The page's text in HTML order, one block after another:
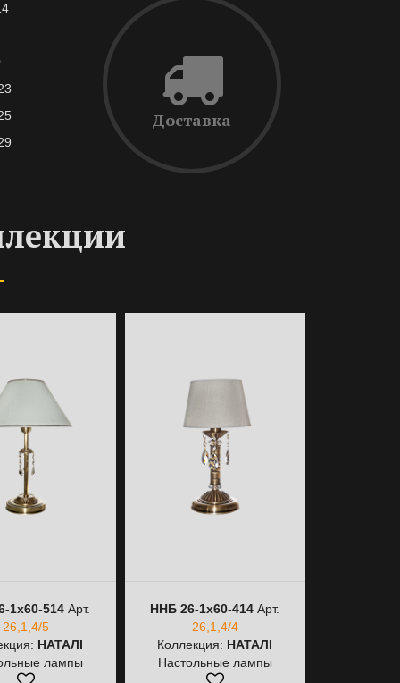
Доставка
1х60-514 Арт.
26,1,4/5
НАТАЛІ
лампы
ННБ 26-1х60-414 Арт.
26,1,4/4
Коллекция: НАТАЛІ
Настольные лампы